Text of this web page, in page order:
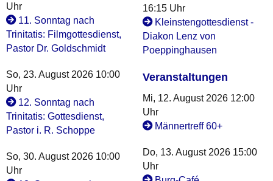
Uhr
11. Sonntag nach
Trinitatis: Filmgottesdienst,
Pastor Dr. Goldschmidt
So, 23. August 2026 10:00
Uhr
12. Sonntag nach
Trinitatis: Gottesdienst,
Pastor i. R. Schoppe
So, 30. August 2026 10:00
Uhr
16:15 Uhr
Kleinstengottesdienst -
Diakon Lenz von
Poeppinghausen
Veranstaltungen
Mi, 12. August 2026 12:00
Uhr
Männertreff 60+
Do, 13. August 2026 15:00
Uhr